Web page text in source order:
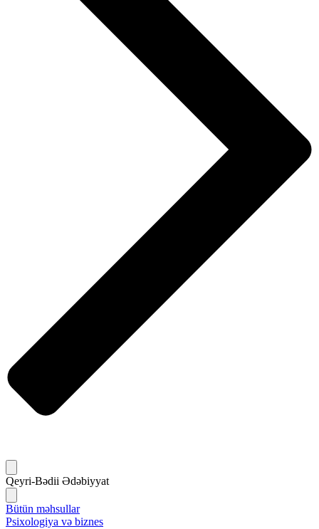
Qeyri-Bədii Ədəbiyyat
Bütün məhsullar
Psixologiya və biznes